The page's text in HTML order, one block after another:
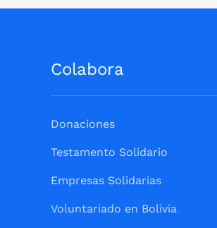
Colabora
Donaciones
Testamento Solidario
Empresas Solidarias
Voluntariado en Bolivia